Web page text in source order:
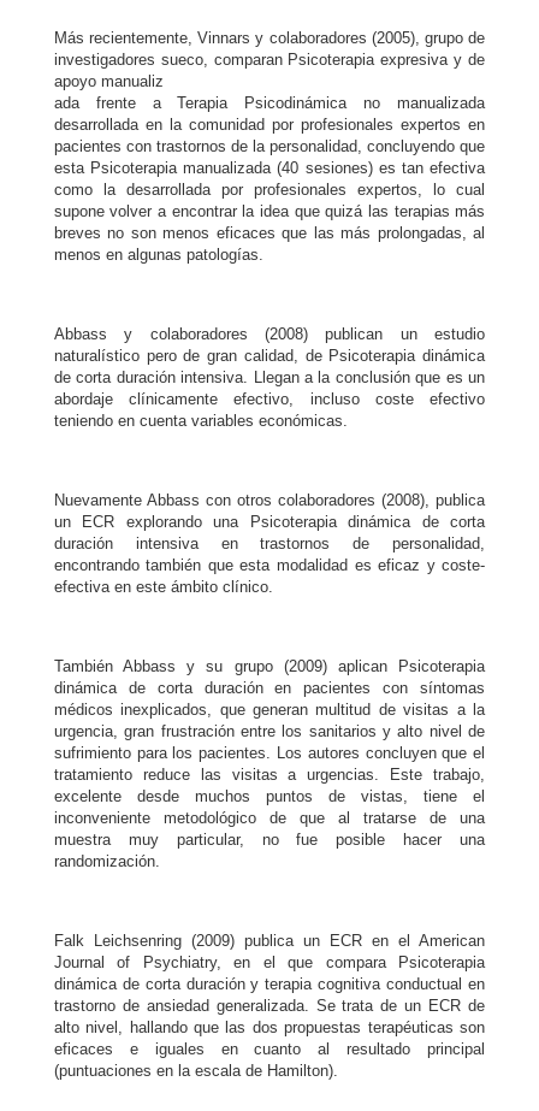
Más recientemente, Vinnars y colaboradores (2005), grupo de
investigadores sueco, comparan Psicoterapia expresiva y de
apoyo manualiz
ada frente a Terapia Psicodinámica no manualizada
desarrollada en la comunidad por profesionales expertos en
pacientes con trastornos de la personalidad, concluyendo que
esta Psicoterapia manualizada (40 sesiones) es tan efectiva
como la desarrollada por profesionales expertos, lo cual
supone volver a encontrar la idea que quizá las terapias más
breves no son menos eficaces que las más prolongadas, al
menos en algunas patologías.
Abbass y colaboradores (2008) publican un estudio
naturalístico pero de gran calidad, de Psicoterapia dinámica
de corta duración intensiva. Llegan a la conclusión que es un
abordaje clínicamente efectivo, incluso coste efectivo
teniendo en cuenta variables económicas.
Nuevamente Abbass con otros colaboradores (2008), publica
un ECR explorando una Psicoterapia dinámica de corta
duración intensiva en trastornos de personalidad,
encontrando también que esta modalidad es eficaz y coste-
efectiva en este ámbito clínico.
También Abbass y su grupo (2009) aplican Psicoterapia
dinámica de corta duración en pacientes con síntomas
médicos inexplicados, que generan multitud de visitas a la
urgencia, gran frustración entre los sanitarios y alto nivel de
sufrimiento para los pacientes. Los autores concluyen que el
tratamiento reduce las visitas a urgencias. Este trabajo,
excelente desde muchos puntos de vistas, tiene el
inconveniente metodológico de que al tratarse de una
muestra muy particular, no fue posible hacer una
randomización.
Falk Leichsenring (2009) publica un ECR en el American
Journal of Psychiatry, en el que compara Psicoterapia
dinámica de corta duración y terapia cognitiva conductual en
trastorno de ansiedad generalizada. Se trata de un ECR de
alto nivel, hallando que las dos propuestas terapéuticas son
eficaces e iguales en cuanto al resultado principal
(puntuaciones en la escala de Hamilton).